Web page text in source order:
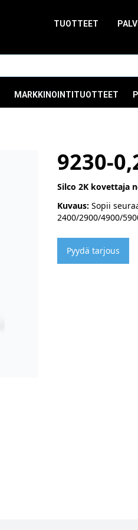
TUOTTEET
MARKKINOINTITUOTTEET
9230-
Silco 2K kovettaja
Kuvaus: Sopii
2400/2900/4900/
Pyydä tarjous